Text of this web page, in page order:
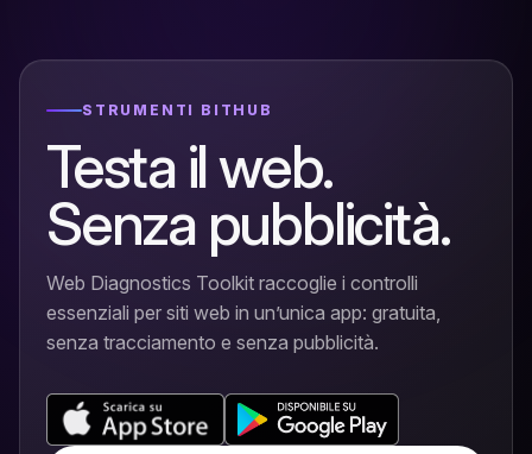
STRUMENTI BITHUB
Testa il web.
Senza pubblicità.
Web Diagnostics Toolkit raccoglie i controlli
essenziali per siti web in un’unica app: gratuita,
senza tracciamento e senza pubblicità.